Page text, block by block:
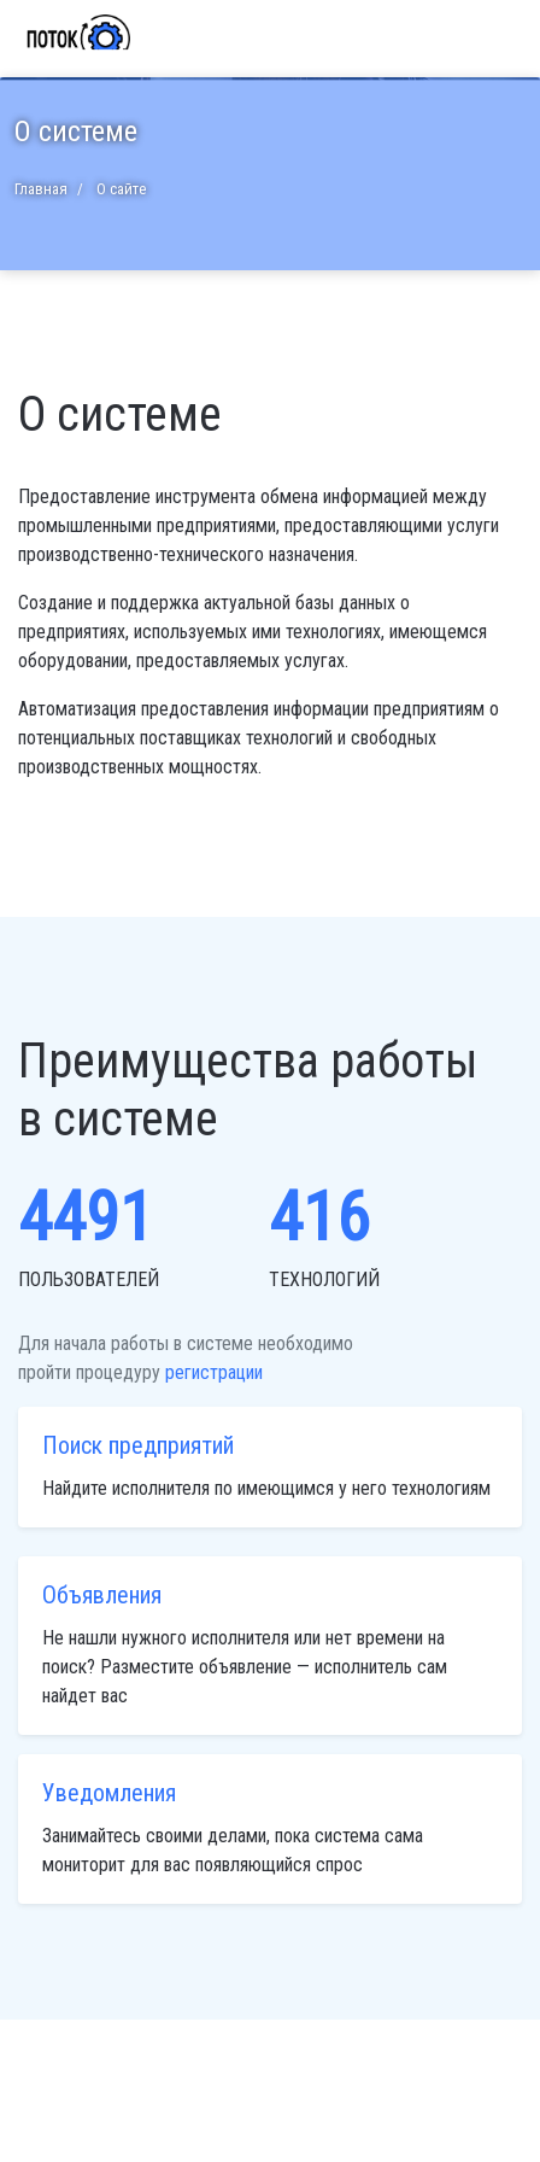
О системе
Главная О сайте
О системе
Предоставление инструмента обмена информацией между
промышленными предприятиями, предоставляющими услуги
производственно-технического назначения.
Создание и поддержка актуальной базы данных о
предприятиях, используемых ими технологиях, имеющемся
оборудовании, предоставляемых услугах.
Автоматизация предоставления информации предприятиям о
потенциальных поставщиках технологий и свободных
производственных мощностях.
Преимущества работы
в системе
4491
ПОЛЬЗОВАТЕЛЕЙ
416
ТЕХНОЛОГИЙ
Для начала работы в системе необходимо
пройти процедуру регистрации
Поиск предприятий
Найдите исполнителя по имеющимся у него технологиям
Объявления
Не нашли нужного исполнителя или нет времени на
поиск? Разместите объявление — исполнитель сам
найдет вас
Уведомления
Занимайтесь своими делами, пока система сама
мониторит для вас появляющийся спрос